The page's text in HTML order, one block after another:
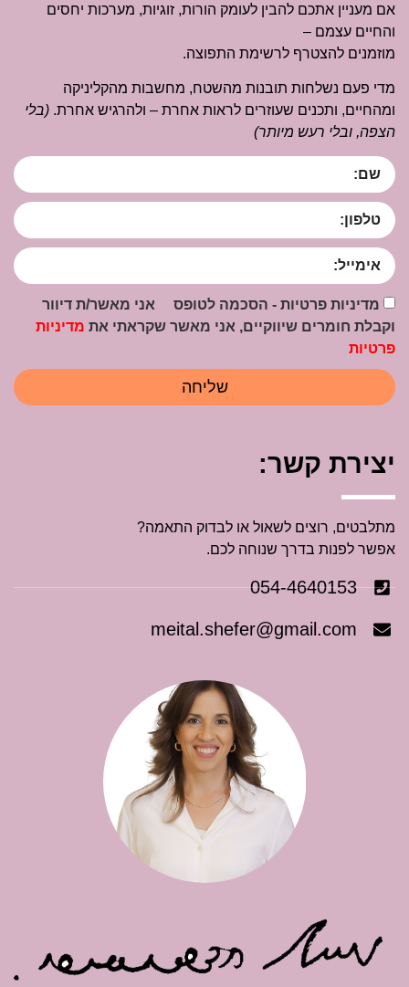
אם מעניין אתכם להבין לעומק הורות, זוגיות, מערכות יחסים
והחיים עצמם –
מוזמנים להצטרף לרשימת התפוצה.
מדי פעם נשלחות תובנות מהשטח, מחשבות מהקליניקה
ומהחיים, ותכנים שעוזרים לראות אחרת – ולהרגיש אחרת. (בלי
הצפה, ובלי רעש מיותר)
מדיניות פרטיות - הסכמה לטופס אני מאשר/ת דיוור
וקבלת חומרים שיווקיים, אני מאשר שקראתי את מדיניות
פרטיות
שליחה
יצירת קשר:
מתלבטים, רוצים לשאול או לבדוק התאמה?
אפשר לפנות בדרך שנוחה לכם.
054-4640153
meital.shefer@gmail.com